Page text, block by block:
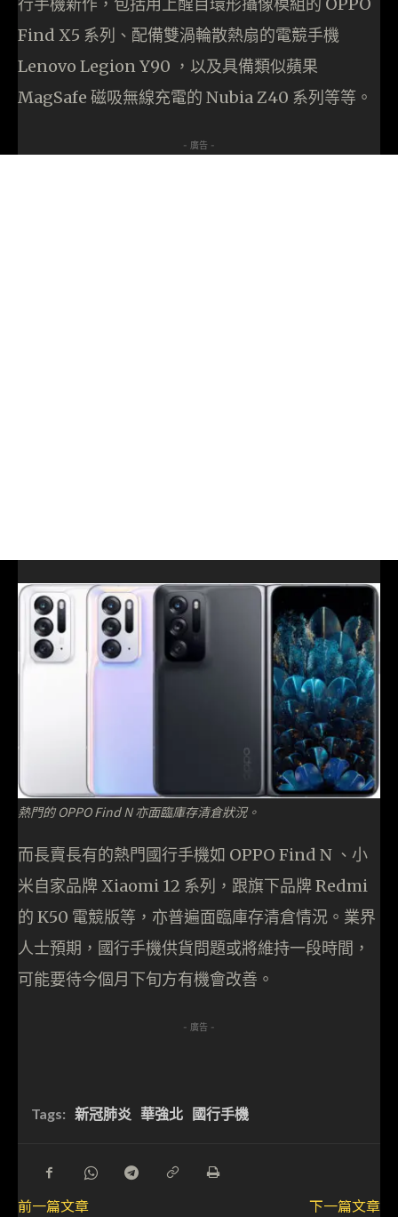
Find X5 系列、配備雙渦輪散熱扇的電競手機
Lenovo Legion Y90 ，以及具備類似蘋果
MagSafe 磁吸無線充電的 Nubia Z40 系列等等。
- 廣告 -
熱門的 OPPO Find N 亦面臨庫存清倉狀況。
而長賣長有的熱門國行手機如 OPPO Find N 、小
米自家品牌 Xiaomi 12 系列，跟旗下品牌 Redmi
的 K50 電競版等，亦普遍面臨庫存清倉情況。業界
人士預期，國行手機供貨問題或將維持一段時間，
可能要待今個月下旬方有機會改善。
- 廣告 -
Tags: 新冠肺炎 華強北 國行手機
前一篇文章
下一篇文章